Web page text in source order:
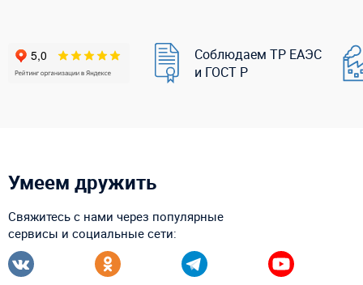
Соблюдаем ТР ЕАЭС
и ГОСТ Р
Умеем дружить
Свяжитесь с нами через популярные
сервисы и социальные сети: